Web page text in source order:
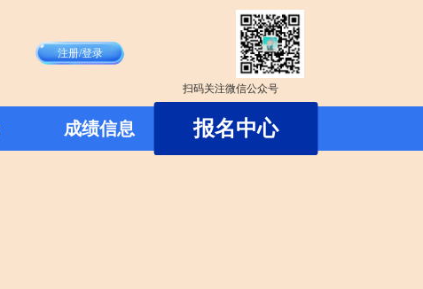
注册/登录
扫码关注微信公众号
成绩信息
证书查询 报名中心